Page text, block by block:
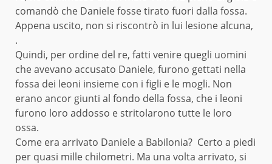
comandò che Daniele fosse tirato fuori dalla fossa.
Appena uscito, non si riscontrò in lui lesione alcuna,
.
Quindi, per ordine del re, fatti venire quegli uomini
che avevano accusato Daniele, furono gettati nella
fossa dei leoni insieme con i figli e le mogli. Non
erano ancor giunti al fondo della fossa, che i leoni
furono loro addosso e stritolarono tutte le loro
ossa.
Come era arrivato Daniele a Babilonia? Certo a piedi
per quasi mille chilometri. Ma una volta arrivato, si